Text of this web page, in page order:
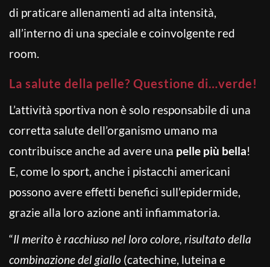
di praticare allenamenti ad alta intensità,
all’interno di una speciale e coinvolgente red
room.
La salute della pelle? Questione di…verde!
L’attività sportiva non è solo responsabile di una
corretta salute dell’organismo umano ma
contribuisce anche ad avere una pelle più bella!
E, come lo sport, anche i pistacchi americani
possono avere effetti benefici sull’epidermide,
grazie alla loro azione anti infiammatoria.
“Il merito è racchiuso nel loro colore, risultato della
combinazione del giallo (catechine, luteina e